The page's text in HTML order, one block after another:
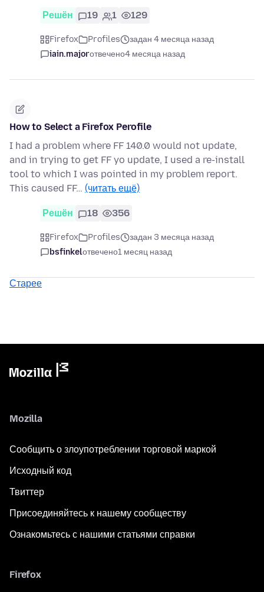
Решён 19 1 129
Firefox Profiles
задан 4 месяца назад
iain.majorотвечено4 месяца назад
How to Select a Firefox Perofile
I had a problem where FF 140.0 would not update,
and in trying to get FF yo update, I used a re-install
tool to which I was pointed in my problem report.
This caused FF… (читать ещё)
Решён 18 356
Firefox Profiles
задан 3 месяца назад
bsfinkelотвечено1 месяц назад
Старее
Mozilla
Сообщить о злоупотреблении торговой маркой
Исходный код
Твиттер
Присоединяйтесь к нашему сообществу
Ознакомьтесь с нашими статьями справки
Firefox